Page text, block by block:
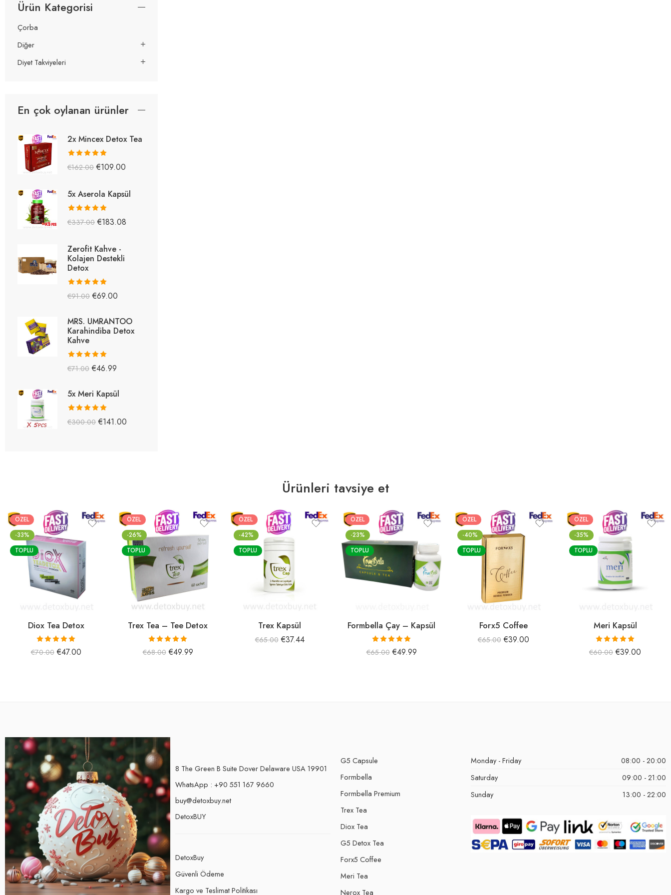
Ürün Kategorisi
Çorba
Diğer
Diyet Takviyeleri
En çok oylanan ürünler
2x Mincex Detox Tea
5 üzerinden
€162.00 €109.00
5x Aserola Kapsül
5 üzerinden
€337.00 €183.08
Zerofit Kahve -
Kolajen Destekli
Detox
5 üzerinden
€91.00 €69.00
MRS. UMRANTOO
Karahindiba Detox
Kahve
5 üzerinden
€71.00 €46.99
5x Meri Kapsül
5 üzerinden
€300.00 €141.00
Ürünleri tavsiye et
ÖZEL
-33%
TOPLU
Diox Tea Detox
5 üzerinden
5.00oy aldı
€70.00 €47.00
ÖZEL
-26%
TOPLU
Trex Tea – Tee Detox
5 üzerinden
5.00oy aldı
€68.00 €49.99
ÖZEL
-42%
TOPLU
Trex Kapsül
€65.00 €37.44
ÖZEL
-23%
TOPLU
Formbella Çay – Kapsül
5 üzerinden
5.00oy aldı
€65.00 €49.99
ÖZEL
-40%
TOPLU
Forx5 Coffee
€65.00 €39.00
ÖZEL
-35%
TOPLU
Meri Kapsül
5 üzerinden
5.00oy aldı
€60.00 €39.00
8 The Green B Suite Dover Delaware USA 19901
WhatsApp : +90 551 167 9660
buy@detoxbuy.net
DetoxBUY
DetoxBuy
Güvenli Ödeme
Kargo ve Teslimat Politikası
G5 Capsule
Formbella
Formbella Premium
Trex Tea
Diox Tea
G5 Detox Tea
Forx5 Coffee
Meri Tea
Nerox Tea
Monday - Friday
08:00 - 20:00
Saturday
09:00 - 21:00
Sunday
13:00 - 22:00